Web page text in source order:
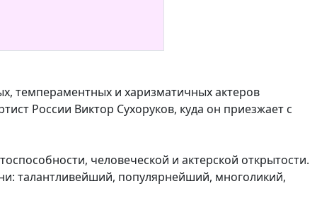
темпераментных и харизматичных актеров
России Виктор Сухоруков, куда он приезжает с
человеческой и актерской открытости.
талантливейший, популярнейший, многоликий,